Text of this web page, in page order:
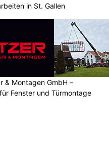
in St. Gallen
& Montagen GmbH –
Fenster und Türmontage